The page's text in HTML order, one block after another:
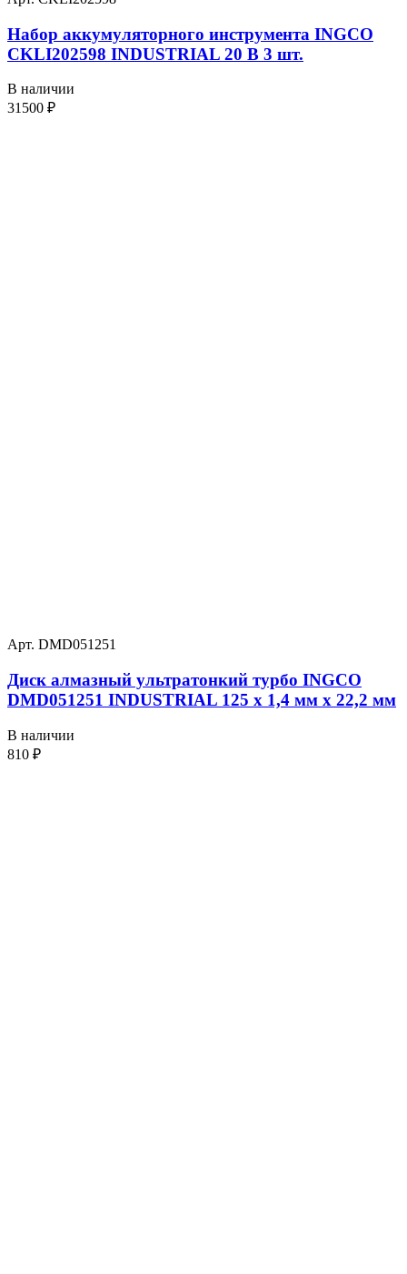
Набор аккумуляторного инструмента INGCO
CKLI202598 INDUSTRIAL 20 В 3 шт.
В наличии
31500 ₽
Арт. DMD051251
Диск алмазный ультратонкий турбо INGCO
DMD051251 INDUSTRIAL 125 х 1,4 мм x 22,2 мм
В наличии
810 ₽